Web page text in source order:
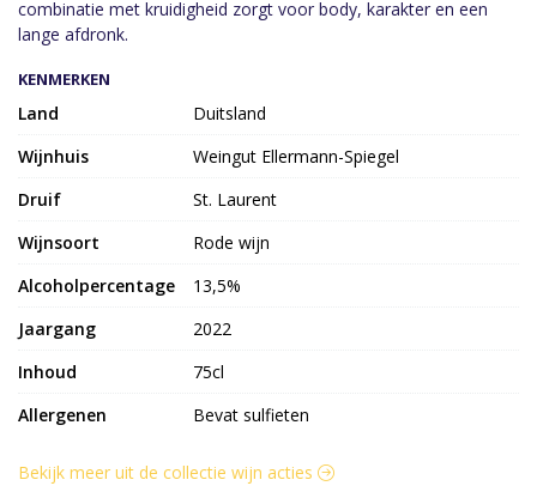
combinatie met kruidigheid zorgt voor body, karakter en een
lange afdronk.
KENMERKEN
Land
Duitsland
Wijnhuis
Weingut Ellermann-Spiegel
Druif
St. Laurent
Wijnsoort
Rode wijn
Alcoholpercentage
13,5%
Jaargang
2022
Inhoud
75cl
Allergenen
Bevat sulfieten
Bekijk meer uit de collectie wijn acties